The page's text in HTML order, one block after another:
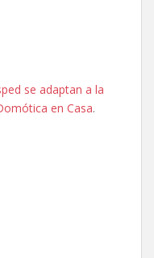
se adaptan a la
en Casa.